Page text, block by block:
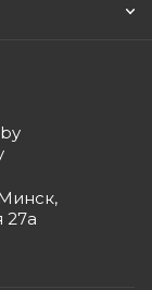
27а